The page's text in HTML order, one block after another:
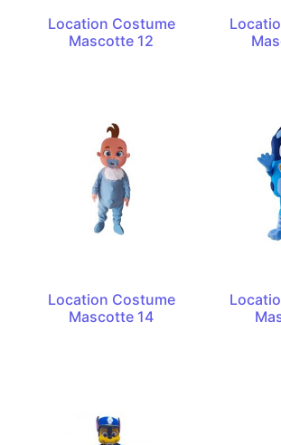
Location Costume
Mascotte 12
Location Costume
Mascotte 14